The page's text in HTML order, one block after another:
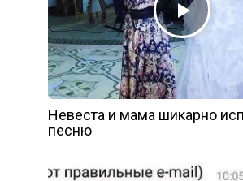
Невеста и мама шикарно
песню